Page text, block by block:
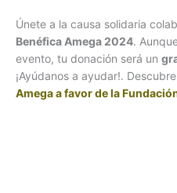
Únete a la causa solidaria
Benéfica Amega 2024.
evento, tu donación será un
¡Ayúdanos a ayudar!.
Amega a favor de la